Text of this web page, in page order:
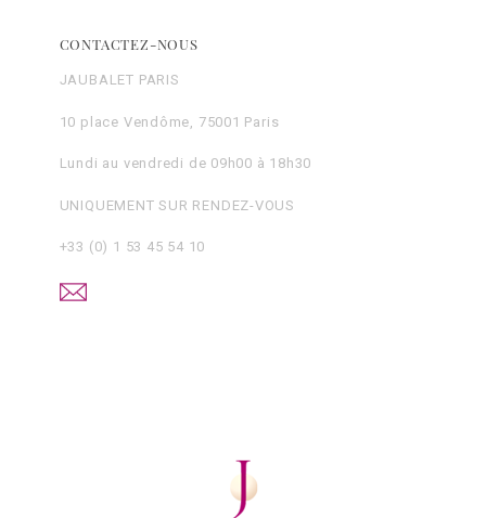
CONTACTEZ-NOUS
JAUBALET PARIS
10 place Vendôme, 75001 Paris
Lundi au vendredi de 09h00 à 18h30
UNIQUEMENT SUR RENDEZ-VOUS
+33 (0) 1 53 45 54 10